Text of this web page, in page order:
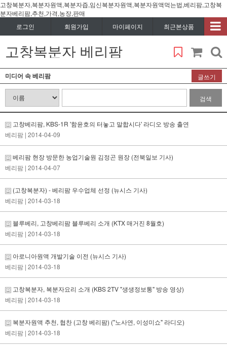
고창복분자,복분자원액,복분자즙,임신복분자원액,복분자원액먹는법,베리팜,고창복
분자베리팜,추천,가격,농장,판매
로그인
회원가입 마이페이지 최근본상품
고창복분자 베리팜
미디어 속 베리팜 글쓰기
검색
고창베리팜, KBS-1R '함윤호의 터놓고 말합시다' 라디오 방송 출연
베리팜 | 2014-04-09
베리팜 현장 방문한 농업기술원 김정곤 원장 (전북일보 기사)
베리팜 | 2014-04-07
(고창복분자) - 베리팜 우수업체 선정 (뉴시스 기사)
베리팜 | 2014-03-18
블루베리, 고창베리팜 블루베리 소개 (KTX 매거진 8월호)
베리팜 | 2014-03-18
아로니아원액 개발기술 이전 (뉴시스 기사)
베리팜 | 2014-03-18
고창복분자, 복분자요리 소개 (KBS 2TV "생생정보통" 방송 영상)
베리팜 | 2014-03-18
복분자원액 추천, 협찬 (고창 베리팜) ("노사연, 이성미쇼" 라디오)
베리팜 | 2014-03-18